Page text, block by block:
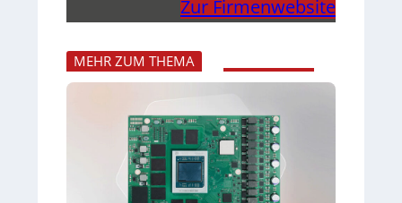
Zur Firmenwebsite
MEHR ZUM THEMA